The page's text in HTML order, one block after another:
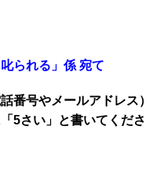
られる」係 宛て
番号やメールアドレス）
5さい」と書いてくださ